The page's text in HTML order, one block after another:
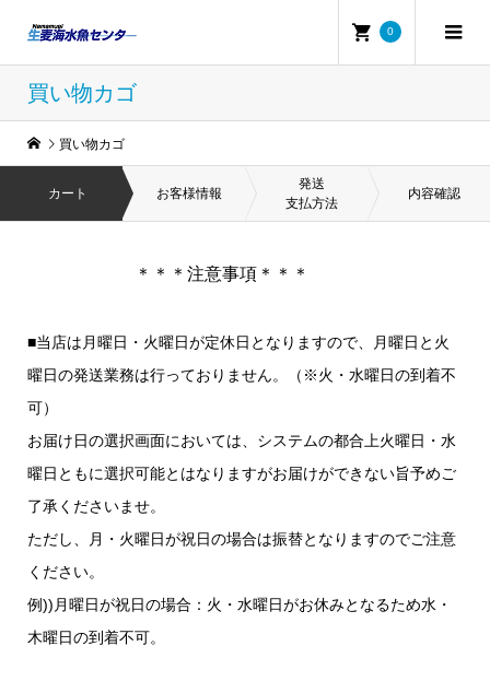
0
買い物カゴ
買い物カゴ
カート お客様情報
発送
支払方法
内容確認
＊＊＊注意事項＊＊＊
■当店は月曜日・火曜日が定休日となりますので、月曜日と火
曜日の発送業務は行っておりません。（※火・水曜日の到着不
可）
お届け日の選択画面においては、システムの都合上火曜日・水
曜日ともに選択可能とはなりますがお届けができない旨予めご
了承くださいませ。
ただし、月・火曜日が祝日の場合は振替となりますのでご注意
ください。
例))月曜日が祝日の場合：火・水曜日がお休みとなるため水・
木曜日の到着不可。